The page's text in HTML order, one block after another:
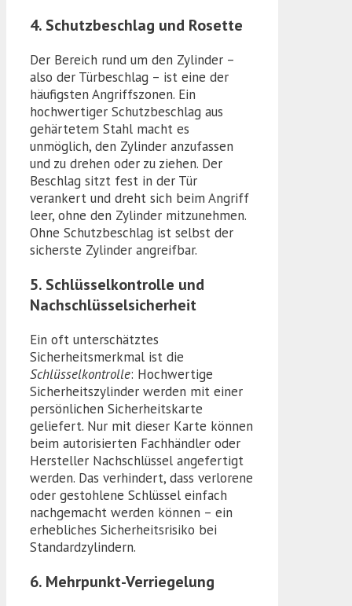
4. Schutzbeschlag und Rosette
Der Bereich rund um den Zylinder –
also der Türbeschlag – ist eine der
häufigsten Angriffszonen. Ein
hochwertiger Schutzbeschlag aus
gehärtetem Stahl macht es
unmöglich, den Zylinder anzufassen
und zu drehen oder zu ziehen. Der
Beschlag sitzt fest in der Tür
verankert und dreht sich beim Angriff
leer, ohne den Zylinder mitzunehmen.
Ohne Schutzbeschlag ist selbst der
sicherste Zylinder angreifbar.
5. Schlüsselkontrolle und
Nachschlüsselsicherheit
Ein oft unterschätztes
Sicherheitsmerkmal ist die
Schlüsselkontrolle: Hochwertige
Sicherheitszylinder werden mit einer
persönlichen Sicherheitskarte
geliefert. Nur mit dieser Karte können
beim autorisierten Fachhändler oder
Hersteller Nachschlüssel angefertigt
werden. Das verhindert, dass verlorene
oder gestohlene Schlüssel einfach
nachgemacht werden können – ein
erhebliches Sicherheitsrisiko bei
Standardzylindern.
6. Mehrpunkt-Verriegelung